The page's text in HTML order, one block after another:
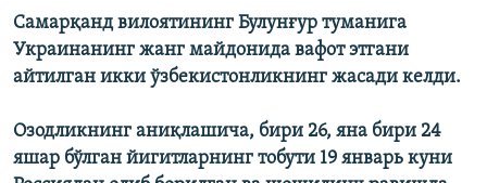
Самарқанд вилоятининг Булунғур туманига
Украинанинг жанг майдонида вафот этгани
айтилган икки ўзбекистонликнинг жасади келди.
Озодликнинг аниқлашича, бири 26, яна бири 24
яшар бўлган йигитларнинг тобути 19 январь куни